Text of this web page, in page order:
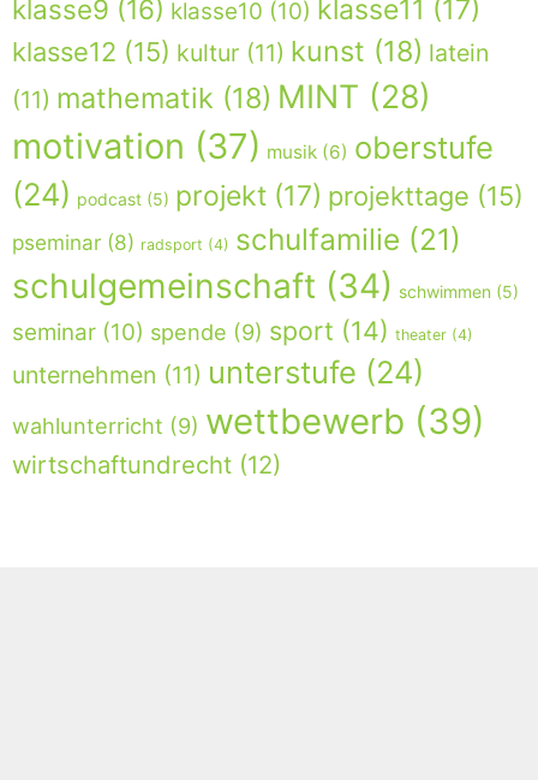
klasse9 (16) klasse10 (10) klasse11 (17)
klasse12 (15) kultur (11) kunst (18) latein
(11) mathematik (18) MINT (28)
motivation (37) musik (6) oberstufe
(24) podcast (5) projekt (17) projekttage (15)
pseminar (8) radsport (4) schulfamilie (21)
schulgemeinschaft (34) schwimmen (5)
seminar (10) spende (9) sport (14) theater (4)
unternehmen (11) unterstufe (24)
wahlunterricht (9) wettbewerb (39)
wirtschaftundrecht (12)